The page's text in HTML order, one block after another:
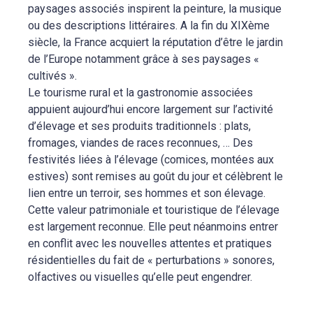
paysages associés inspirent la peinture, la musique
ou des descriptions littéraires. A la fin du XIXème
siècle, la France acquiert la réputation d’être le jardin
de l’Europe notamment grâce à ses paysages «
cultivés ».
Le tourisme rural et la gastronomie associées
appuient aujourd’hui encore largement sur l’activité
d’élevage et ses produits traditionnels : plats,
fromages, viandes de races reconnues, … Des
festivités liées à l’élevage (comices, montées aux
estives) sont remises au goût du jour et célèbrent le
lien entre un terroir, ses hommes et son élevage.
Cette valeur patrimoniale et touristique de l’élevage
est largement reconnue. Elle peut néanmoins entrer
en conflit avec les nouvelles attentes et pratiques
résidentielles du fait de « perturbations » sonores,
olfactives ou visuelles qu’elle peut engendrer.